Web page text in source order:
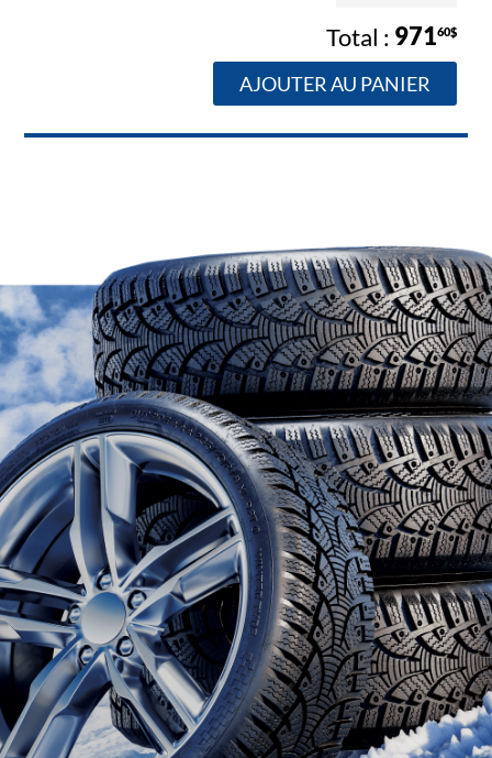
97160$
AJOUTER AU PANIER